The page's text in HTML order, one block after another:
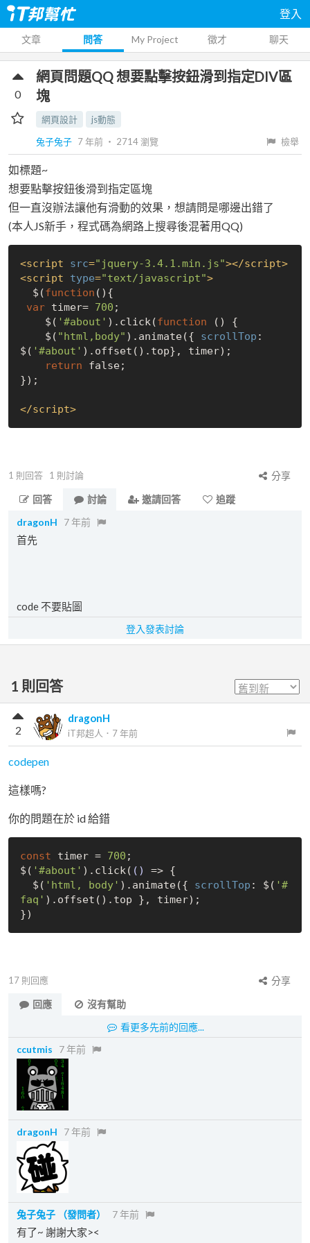
登入
文章 問答 My Project 徵才 聊天
網頁問題QQ 想要點擊按鈕滑到指定DIV區
塊
網頁設計
js動態
兔子兔子 7 年前 ‧ 2714瀏覽 檢舉
0
如標題~
想要點擊按鈕後滑到指定區塊
但一直沒辦法讓他有滑動的效果，想請問是哪邊出錯了
(本人JS新手，程式碼為網路上搜尋後混著用QQ)
<script src="jquery-3.4.1.min.js"></script>
<script type="text/javascript">
  $(
function ( ) {
var timer= 700 ;
    $(
'#about' ).click(function ( ) {
    $(
"html,body" ).animate({ scrollTop :
$( '#about' ).offset().top}, timer);
return
false;
});
</script>
1 則回答 1 則討論
分享
回答
討論 邀請回答
追蹤
dragonH
7 年前
首先
code 不要貼圖
登入發表討論
1 則回答
dragonH
iT邦超人 ． 7 年前
2
codepen
這樣嗎?
你的問題在於 id 給錯
const timer = 700 ;
$( '#about' ).click( () => {
  $(
'html, body' ).animate({ scrollTop : $( '#
faq' ).offset().top }, timer);
17 則回應
分享
回應
沒有幫助
看更多先前的回應...
ccutmis
7 年前
dragonH 7 年前
兔子兔子 （發問者） 7 年前
有了~ 謝謝大家><